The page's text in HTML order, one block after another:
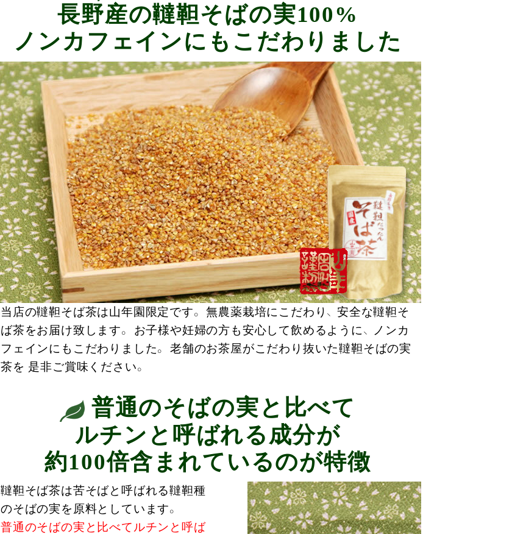
長野産の韃靼そばの実100%
ノンカフェインにもこだわりました
当店の韃靼そば茶は山年園限定です。 無農薬栽培にこだわり、 安全な韃靼そ
ば茶をお届け致します。 お子様や妊婦の方も安心して飲めるように、 ノンカ
フェインにもこだわりました。 老舗のお茶屋がこだわり抜いた韃靼そばの実
茶を 是非ご賞味ください。
普通のそばの実と比べて
ルチンと呼ばれる成分が
約100倍含まれているのが特徴
韃靼そば茶は苦そばと呼ばれる韃靼種
のそばの実を原料としています。
普通のそばの実と比べてルチンと呼ば